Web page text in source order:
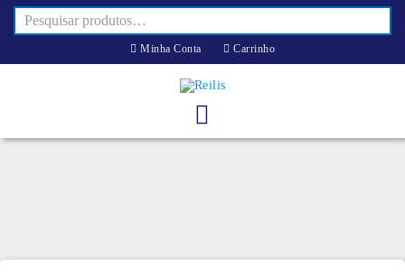
Minha Conta Carrinho